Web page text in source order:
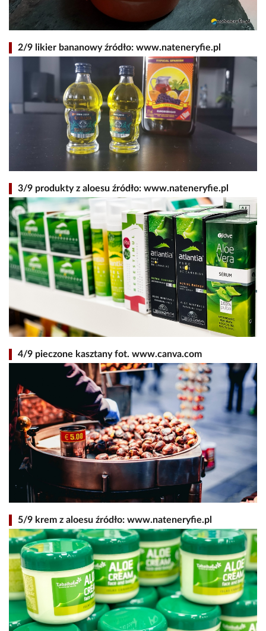
2/9 likier bananowy źródło: www.nateneryfie.pl
3/9 produkty z aloesu źródło: www.nateneryfie.pl
4/9 pieczone kasztany fot. www.canva.com
5/9 krem z aloesu źródło: www.nateneryfie.pl